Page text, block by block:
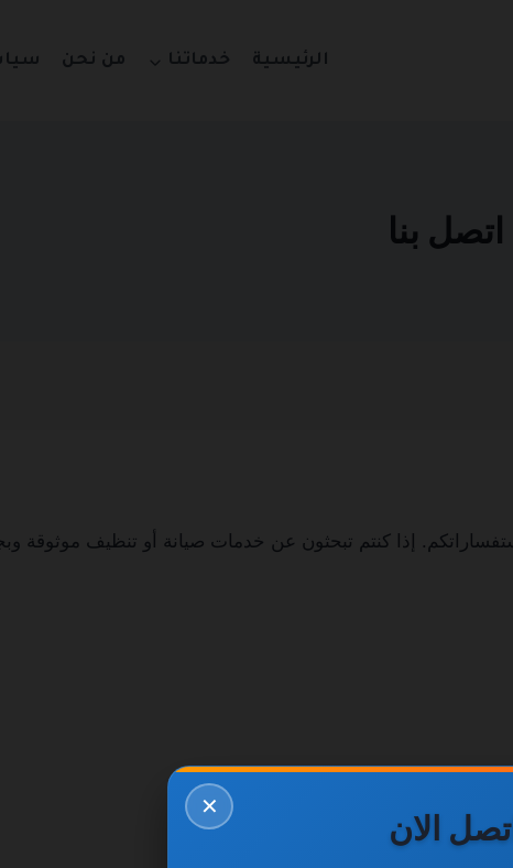
الرئيسية خدماتنا من نحن
اتصل بنا
إذا كنتم تبحثون عن خدمات صيانة أو تنظيف موثوقة
في الوقت المتفق عليه.
✕
اتصل الان